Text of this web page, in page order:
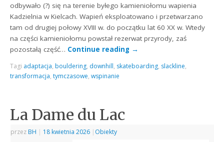
odbywało (?) się na terenie byłego kamieniołomu wapienia
Kadzielnia w Kielcach. Wapień eksploatowano i przetwarzano
tam od drugiej połowy XVIII w. do początku lat 60 XX w. Wtedy
na części kamieniołomu powstał rezerwat przyrody, zaś
pozostałą część… Continue reading →
Tagi adaptacja, bouldering, downhill, skateboarding, slackline,
transformacja,tymczasowe,wspinanie
La Dame du Lac
przez BH | 18 kwietnia 2026 | Obiekty